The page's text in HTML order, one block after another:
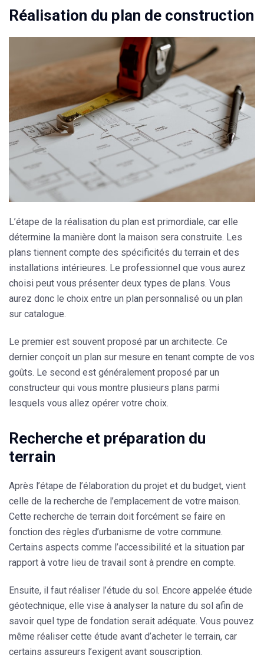
Réalisation du plan de construction
L’étape de la réalisation du plan est primordiale, car elle
détermine la manière dont la maison sera construite. Les
plans tiennent compte des spécificités du terrain et des
installations intérieures. Le professionnel que vous aurez
choisi peut vous présenter deux types de plans. Vous
aurez donc le choix entre un plan personnalisé ou un plan
sur catalogue.
Le premier est souvent proposé par un architecte. Ce
dernier conçoit un plan sur mesure en tenant compte de vos
goûts. Le second est généralement proposé par un
constructeur qui vous montre plusieurs plans parmi
lesquels vous allez opérer votre choix.
Recherche et préparation du
terrain
Après l’étape de l’élaboration du projet et du budget, vient
celle de la recherche de l’emplacement de votre maison.
Cette recherche de terrain doit forcément se faire en
fonction des règles d’urbanisme de votre commune.
Certains aspects comme l’accessibilité et la situation par
rapport à votre lieu de travail sont à prendre en compte.
Ensuite, il faut réaliser l’étude du sol. Encore appelée étude
géotechnique, elle vise à analyser la nature du sol afin de
savoir quel type de fondation serait adéquate. Vous pouvez
même réaliser cette étude avant d’acheter le terrain, car
certains assureurs l’exigent avant souscription.